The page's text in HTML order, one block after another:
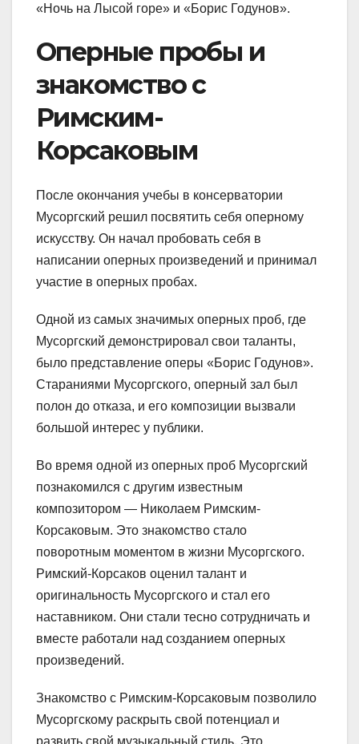
«Ночь на Лысой горе» и «Борис Годунов».
Оперные пробы и
знакомство с
Римским-
Корсаковым
После окончания учебы в консерватории
Мусоргский решил посвятить себя оперному
искусству. Он начал пробовать себя в
написании оперных произведений и принимал
участие в оперных пробах.
Одной из самых значимых оперных проб, где
Мусоргский демонстрировал свои таланты,
было представление оперы «Борис Годунов».
Стараниями Мусоргского, оперный зал был
полон до отказа, и его композиции вызвали
большой интерес у публики.
Во время одной из оперных проб Мусоргский
познакомился с другим известным
композитором — Николаем Римским-
Корсаковым. Это знакомство стало
поворотным моментом в жизни Мусоргского.
Римский-Корсаков оценил талант и
оригинальность Мусоргского и стал его
наставником. Они стали тесно сотрудничать и
вместе работали над созданием оперных
произведений.
Знакомство с Римским-Корсаковым позволило
Мусоргскому раскрыть свой потенциал и